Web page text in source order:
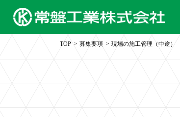
TOP 募集要項 現場の施工管理（中途）